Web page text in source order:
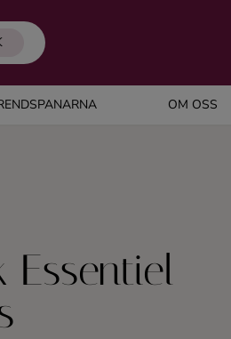
OM OSS
Essentiel